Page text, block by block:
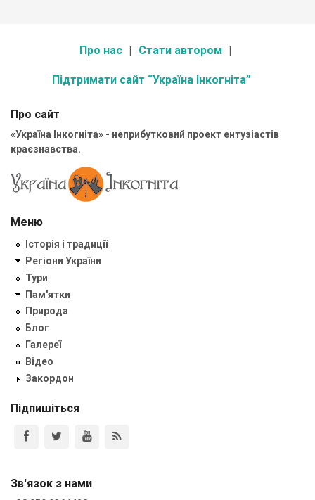
Про нас Стати автором
Підтримати сайт “Україна Інкогніта”
Про сайт
«Україна Інкогніта» - неприбутковий проект ентузіастів
краєзнавства.
Меню
Історія і традиції
Регіони України
Тури
Пам'ятки
Природа
Блог
Галереї
Відео
Закордон
Підпишіться
Зв'язок з нами